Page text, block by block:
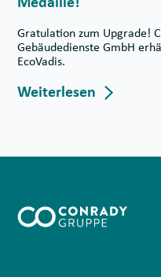
Gratulation zum Upgrade!
Gebäudedienste GmbH
EcoVadis.
Weiterlesen